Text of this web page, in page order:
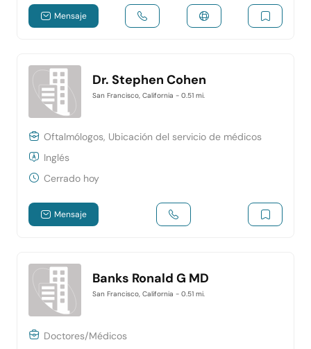
Mensaje
Dr. Stephen Cohen
San Francisco, California - 0.51 mi.
Oftalmólogos, Ubicación del servicio de médicos
Inglés
Cerrado hoy
Mensaje
Banks Ronald G MD
San Francisco, California - 0.51 mi.
Doctores/Médicos